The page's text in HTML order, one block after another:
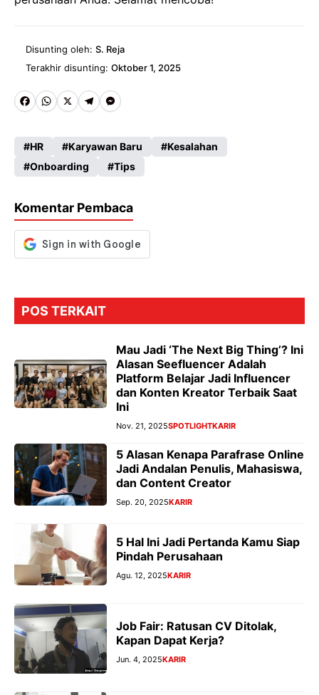
Disunting oleh: S. Reja
Terakhir disunting: Oktober 1, 2025
Fa
b
o
k
W
ts
A
p
X
Te
gr
a
M
se
n
er
HR Karyawan Baru
Kesalahan
Onboarding
Tips
Komentar Pembaca
POS TERKAIT
Mau Jadi ‘The Next Big Thing’? Ini
Alasan Seefluencer Adalah
Platform Belajar Jadi Influencer
dan Konten Kreator Terbaik Saat
Ini
Nov. 21, 2025SPOTLIGHTKARIR
5 Alasan Kenapa Parafrase Online
Jadi Andalan Penulis, Mahasiswa,
dan Content Creator
Sep. 20, 2025KARIR
5 Hal Ini Jadi Pertanda Kamu Siap
Pindah Perusahaan
Agu. 12, 2025KARIR
Job Fair: Ratusan CV Ditolak,
Kapan Dapat Kerja?
Jun. 4, 2025KARIR